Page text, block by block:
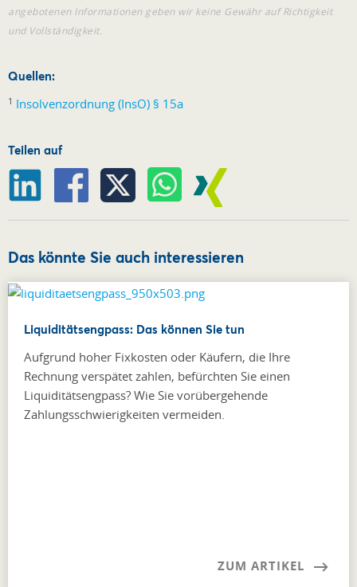
angebotenen Informationen geben wir keine Gewähr auf Richtigkeit
und Vollständigkeit.
Quellen:
1 Insolvenzordnung (InsO) § 15a
Teilen auf
Das könnte Sie auch interessieren
Liquiditätsengpass: Das können Sie tun
Aufgrund hoher Fixkosten oder Käufern, die Ihre
Rechnung verspätet zahlen, befürchten Sie einen
Liquiditätsengpass? Wie Sie vorübergehende
Zahlungsschwierigkeiten vermeiden.
ZUM ARTIKEL